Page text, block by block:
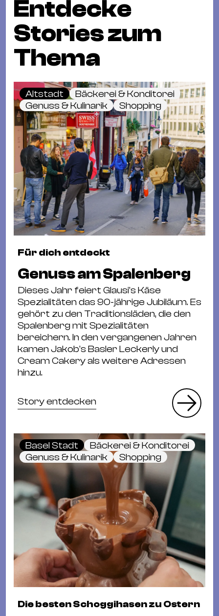
Entdecke
Stories zum
Thema
Altstadt
Bäckerei & Konditorei
Genuss & Kulinarik
Shopping
Für dich entdeckt
Genuss am Spalenberg
Dieses Jahr feiert Glausi's Käse
Spezialitäten das 90-jährige Jubiläum. Es
gehört zu den Traditionsläden, die den
Spalenberg mit Spezialitäten
bereichern. In den vergangenen Jahren
kamen Jakob's Basler Leckerly und
Cream Cakery als weitere Adressen
hinzu.
Story entdecken
Basel Stadt
Bäckerei & Konditorei
Genuss & Kulinarik
Shopping
Die besten Schoggihasen zu Ostern